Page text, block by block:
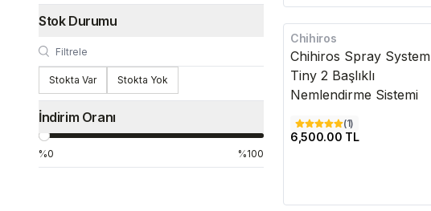
Stok Durumu
Stokta Var Stokta Yok
İndirim Oranı
%0 %100
Kargo Bedava
Chihiros
Chihiros Spray System
Tiny 2 Başlıklı
Nemlendirme Sistemi
(1)
6,500.00 TL